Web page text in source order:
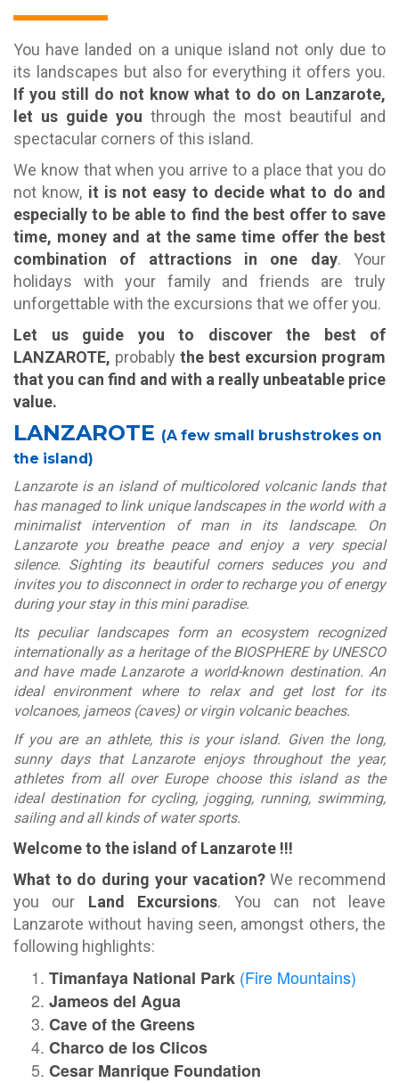
You have landed on a unique island not only due to
its landscapes but also for everything it offers you.
If you still do not know what to do on Lanzarote,
let us guide you through the most beautiful and
spectacular corners of this island.
We know that when you arrive to a place that you do
not know, it is not easy to decide what to do and
especially to be able to find the best offer to save
time, money and at the same time offer the best
combination of attractions in one day. Your
holidays with your family and friends are truly
unforgettable with the excursions that we offer you.
Let us guide you to discover the best of
LANZAROTE, probably the best excursion program
that you can find and with a really unbeatable price
value.
LANZAROTE (A few small brushstrokes on
the island)
Lanzarote is an island of multicolored volcanic lands that
has managed to link unique landscapes in the world with a
minimalist intervention of man in its landscape. On
Lanzarote you breathe peace and enjoy a very special
silence. Sighting its beautiful corners seduces you and
invites you to disconnect in order to recharge you of energy
during your stay in this mini paradise.
Its peculiar landscapes form an ecosystem recognized
internationally as a heritage of the BIOSPHERE by UNESCO
and have made Lanzarote a world-known destination. An
ideal environment where to relax and get lost for its
volcanoes, jameos (caves) or virgin volcanic beaches.
If you are an athlete, this is your island. Given the long,
sunny days that Lanzarote enjoys throughout the year,
athletes from all over Europe choose this island as the
ideal destination for cycling, jogging, running, swimming,
sailing and all kinds of water sports.
Welcome to the island of Lanzarote !!!
What to do during your vacation?We recommend
you our Land Excursions. You can not leave
Lanzarote without having seen, amongst others, the
following highlights:
Timanfaya National Park (Fire Mountains)
Jameos del Agua
Cave of the Greens
Charco de los Clicos
Cesar Manrique Foundation